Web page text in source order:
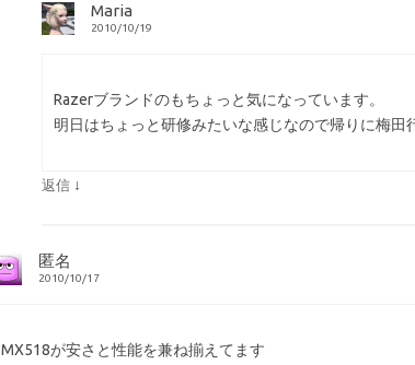
Maria
2010/10/19
Razerブランドのもちょっと気になっています。
明日はちょっと研修みたいな感じなので帰りに梅田
返信 ↓
匿名
2010/10/17
MX518が安さと性能を兼ね揃えてます